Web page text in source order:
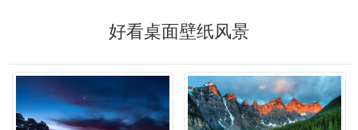
好看桌面壁纸风景